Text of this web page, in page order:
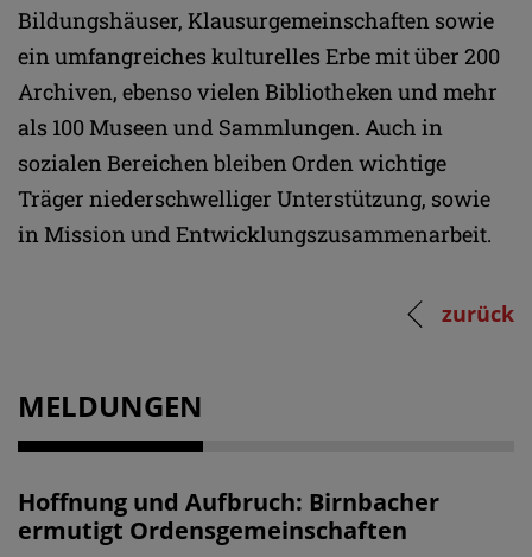
Bildungshäuser, Klausurgemeinschaften sowie
ein umfangreiches kulturelles Erbe mit über 200
Archiven, ebenso vielen Bibliotheken und mehr
als 100 Museen und Sammlungen. Auch in
sozialen Bereichen bleiben Orden wichtige
Träger niederschwelliger Unterstützung, sowie
in Mission und Entwicklungszusammenarbeit.
zurück
MELDUNGEN
Hoffnung und Aufbruch: Birnbacher
ermutigt Ordensgemeinschaften